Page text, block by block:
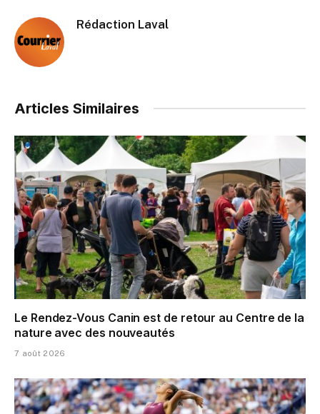
Rédaction Laval
Articles Similaires
Le Rendez-Vous Canin est de retour au Centre de la
nature avec des nouveautés
7 août 2026